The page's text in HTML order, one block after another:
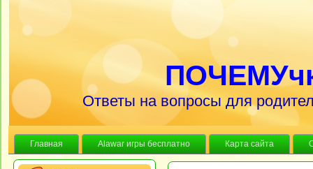
Ответы на вопросы для
Главная Alawar игры бесплатно Карта сайта